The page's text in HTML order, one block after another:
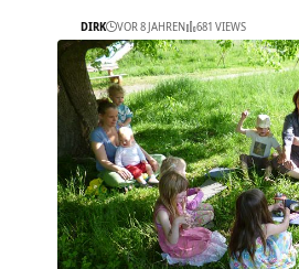
DIRK VOR 8 JAHREN 681 VIEWS